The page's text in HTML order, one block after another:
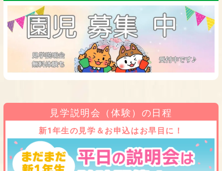
見学説明会（体験）の日程
新1年生の見学＆お申込はお早目に！